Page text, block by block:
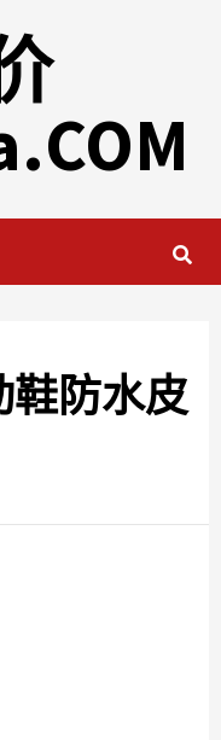
鞋防水皮